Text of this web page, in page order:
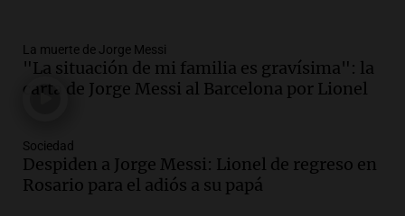
Audio.Tragedia en Mendoza: un muerto
y cinco heridos tras caer dos autos desde
un puente
Audio.Messi llegará esta noche a
Rosario para acompañar a su familia
La muerte de Jorge Messi
"La situación de mi familia es gravísima": la
carta de Jorge Messi al Barcelona por Lionel
Sociedad
Despiden a Jorge Messi: Lionel de regreso en
Rosario para el adiós a su papá